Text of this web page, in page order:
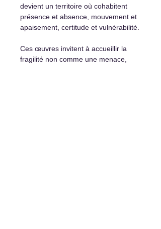
devient un territoire où cohabitent
présence et absence, mouvement et
apaisement, certitude et vulnérabilité.
Ces œuvres invitent à accueillir la
fragilité non comme une menace,